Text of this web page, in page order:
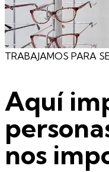
TRABAJAMOS PARA
Aquí
nos